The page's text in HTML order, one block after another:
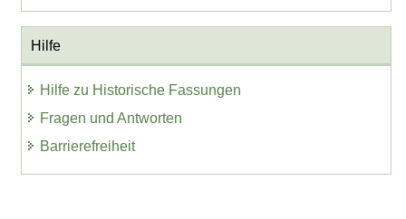
Hilfe
Hilfe zu Historische Fassungen
Fragen und Antworten
Barrierefreiheit